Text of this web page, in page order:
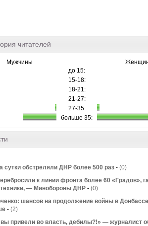
читателей
Мужчины
до 15:
15-18:
18-21:
21-27:
27-35:
больше 35:
сутки обстреляли ДНР более 500 раз - (0)
к линии фронта более 60 «Градов»,
— Минобороны ДНР - (0)
шансов на продолжение войны в
- (2)
вы привели во власть, дебилы?!» — журналист